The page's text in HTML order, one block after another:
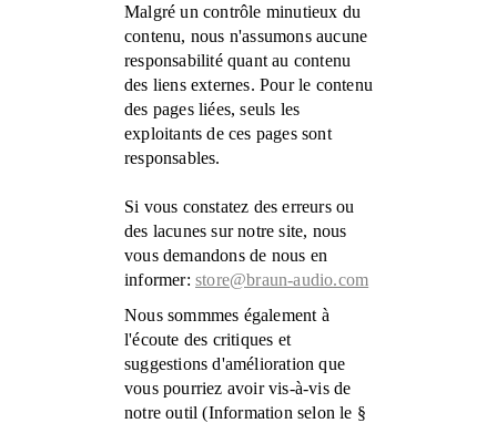
Malgré un contrôle minutieux du
contenu, nous n'assumons aucune
responsabilité quant au contenu
des liens externes. Pour le contenu
des pages liées, seuls les
exploitants de ces pages sont
responsables.
Si vous constatez des erreurs ou
des lacunes sur notre site, nous
vous demandons de nous en
informer: store@braun-audio.com
Nous sommmes également à
l'écoute des critiques et
suggestions d'amélioration que
vous pourriez avoir vis-à-vis de
notre outil (Information selon le §